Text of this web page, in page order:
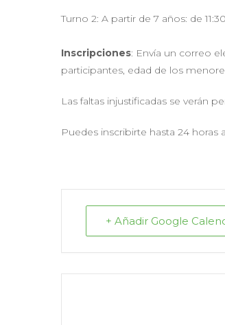
Turno 2: A partir de 7 años: de
Inscripciones: Envía un correo
participantes, edad de los
Las faltas injustificadas se verán
Puedes inscribirte hasta 24 horas
+ Añadir Google